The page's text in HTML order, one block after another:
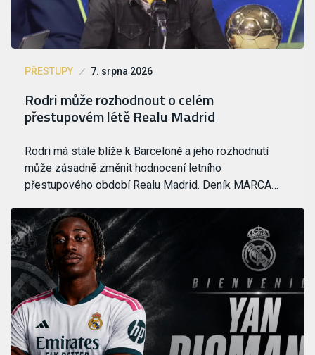
PŘESTUPY 7. srpna 2026
Rodri může rozhodnout o celém
přestupovém létě Realu Madrid
Rodri má stále blíže k Barceloně a jeho rozhodnutí
může zásadně změnit hodnocení letního
přestupového období Realu Madrid. Deník MARCA…